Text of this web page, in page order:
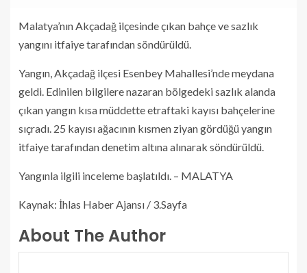
Malatya’nın Akçadağ ilçesinde çıkan bahçe ve sazlık
yangını itfaiye tarafından söndürüldü.
Yangın, Akçadağ ilçesi Esenbey Mahallesi’nde meydana
geldi. Edinilen bilgilere nazaran bölgedeki sazlık alanda
çıkan yangın kısa müddette etraftaki kayısı bahçelerine
sıçradı. 25 kayısı ağacının kısmen ziyan gördüğü yangın
itfaiye tarafından denetim altına alınarak söndürüldü.
Yangınla ilgili inceleme başlatıldı. – MALATYA
Kaynak: İhlas Haber Ajansı / 3.Sayfa
About The Author